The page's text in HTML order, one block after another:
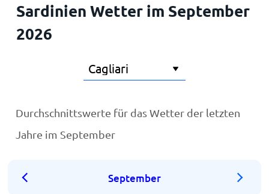
Sardinien Wetter im September
2026
Durchschnittswerte für das Wetter der letzten
Jahre im September
September